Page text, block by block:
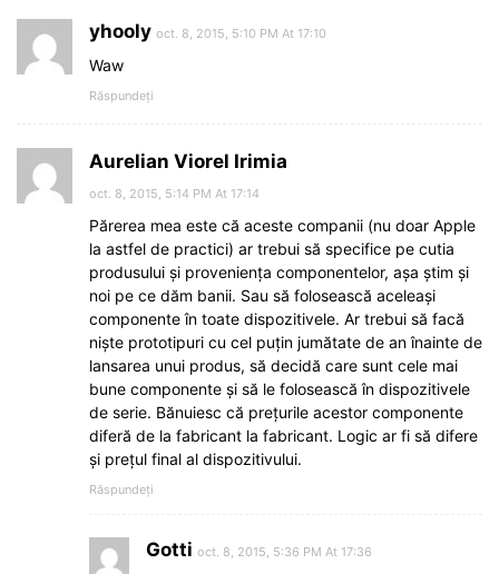
yhooly oct. 8, 2015, 5:10 PM At 17:10
Waw
Răspundeți
Aurelian Viorel Irimia
oct. 8, 2015, 5:14 PM At 17:14
Părerea mea este că aceste companii (nu doar Apple
la astfel de practici) ar trebui să specifice pe cutia
produsului și proveniența componentelor, așa știm și
noi pe ce dăm banii. Sau să folosească aceleași
componente în toate dispozitivele. Ar trebui să facă
niște prototipuri cu cel puțin jumătate de an înainte de
lansarea unui produs, să decidă care sunt cele mai
bune componente și să le folosească în dispozitivele
de serie. Bănuiesc că prețurile acestor componente
diferă de la fabricant la fabricant. Logic ar fi să difere
și prețul final al dispozitivului.
Răspundeți
Gotti oct. 8, 2015, 5:36 PM At 17:36